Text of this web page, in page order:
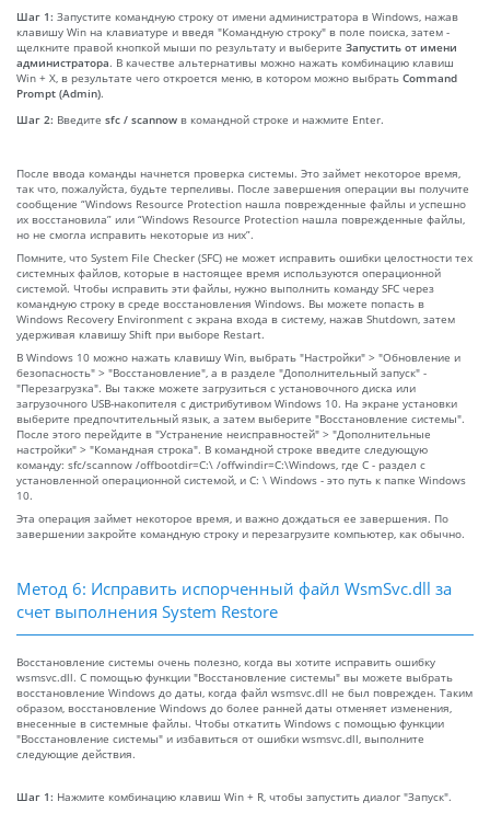
Шаг 1: Запустите командную строку от имени администратора в Windows, нажав
клавишу Win на клавиатуре и введя "Командную строку" в поле поиска, затем -
щелкните правой кнопкой мыши по результату и выберите Запустить от имени
администратора. В качестве альтернативы можно нажать комбинацию клавиш
Win + X, в результате чего откроется меню, в котором можно выбрать Command
Prompt (Admin).
Шаг 2: Введите sfc / scannow в командной строке и нажмите Enter.
После ввода команды начнется проверка системы. Это займет некоторое время,
так что, пожалуйста, будьте терпеливы. После завершения операции вы получите
сообщение “Windows Resource Protection нашла поврежденные файлы и успешно
их восстановила” или “Windows Resource Protection нашла поврежденные файлы,
но не смогла исправить некоторые из них”.
Помните, что System File Checker (SFC) не может исправить ошибки целостности тех
системных файлов, которые в настоящее время используются операционной
системой. Чтобы исправить эти файлы, нужно выполнить команду SFC через
командную строку в среде восстановления Windows. Вы можете попасть в
Windows Recovery Environment с экрана входа в систему, нажав Shutdown, затем
удерживая клавишу Shift при выборе Restart.
В Windows 10 можно нажать клавишу Win, выбрать "Настройки" > "Обновление и
безопасность" > "Восстановление", а в разделе "Дополнительный запуск" -
"Перезагрузка". Вы также можете загрузиться с установочного диска или
загрузочного USB-накопителя с дистрибутивом Windows 10. На экране установки
выберите предпочтительный язык, а затем выберите "Восстановление системы".
После этого перейдите в "Устранение неисправностей" > "Дополнительные
настройки" > "Командная строка". В командной строке введите следующую
команду: sfc/scannow /offbootdir=C:\ /offwindir=C:\Windows, где C - раздел с
установленной операционной системой, и C: \ Windows - это путь к папке Windows
10.
Эта операция займет некоторое время, и важно дождаться ее завершения. По
завершении закройте командную строку и перезагрузите компьютер, как обычно.
Метод 6: Исправить испорченный файл WsmSvc.dll за
счет выполнения System Restore
Восстановление системы очень полезно, когда вы хотите исправить ошибку
wsmsvc.dll. С помощью функции "Восстановление системы" вы можете выбрать
восстановление Windows до даты, когда файл wsmsvc.dll не был поврежден. Таким
образом, восстановление Windows до более ранней даты отменяет изменения,
внесенные в системные файлы. Чтобы откатить Windows с помощью функции
"Восстановление системы" и избавиться от ошибки wsmsvc.dll, выполните
следующие действия.
Шаг 1: Нажмите комбинацию клавиш Win + R, чтобы запустить диалог "Запуск".